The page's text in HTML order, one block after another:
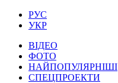
РУС
УКР
ВІДЕО
ФОТО
НАЙПОПУЛЯРНІШІ
СПЕЦПРОЕКТИ